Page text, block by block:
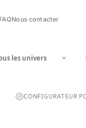
FAQNous contacter
CONFIGURATEUR PC